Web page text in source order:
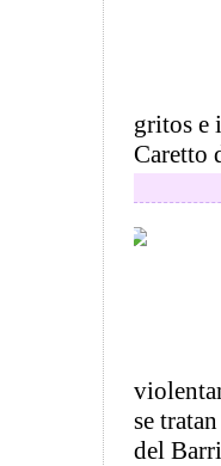
gritos e
Caretto
se
del